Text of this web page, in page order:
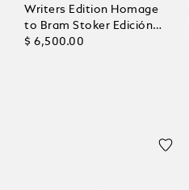
Writers Edition Homage
to Bram Stoker Edición
Limitada 1897
$ 6,500.00